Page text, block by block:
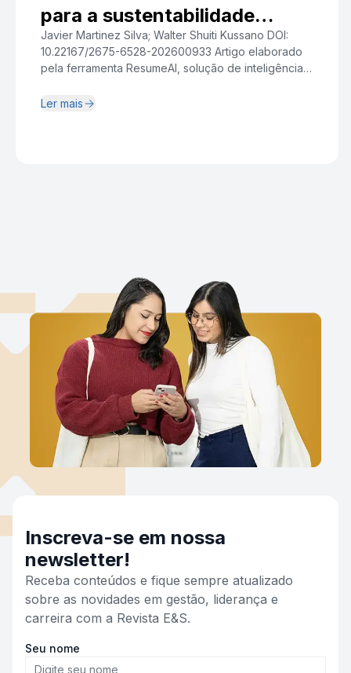
para a sustentabilidade
institucional
Javier Martinez Silva; Walter Shuiti Kussano DOI:
10.22167/2675-6528-202600933 Artigo elaborado
pela ferramenta ResumeAI, solução de inteligência
à síntese e redação. Resumo A crescente
Ler mais
Inscreva-se em nossa
newsletter!
Receba conteúdos e fique sempre atualizado
sobre as novidades em gestão, liderança e
carreira com a Revista E&S.
Seu nome